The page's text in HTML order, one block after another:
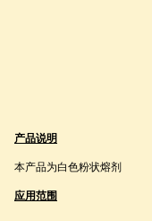
产品说明
本产品为白色粉状熔剂
应用范围